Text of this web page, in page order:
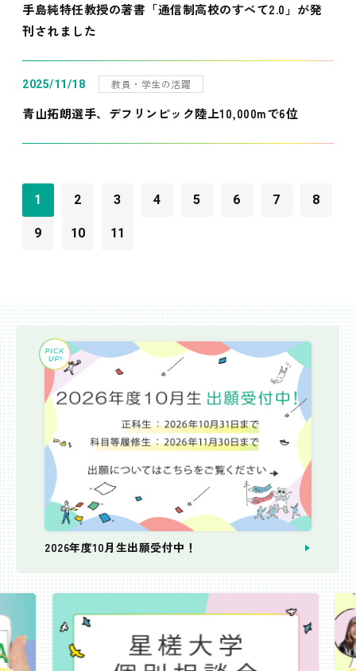
手島純特任教授の著書「通信制高校のすべて2.0」が発
刊されました
2025/11/18 教員・学生の活躍
青山拓朗選手、デフリンピック陸上10,000mで6位
1 2 3 4 5 6 7 8
9 10 11
2026年度10月生出願受付中！